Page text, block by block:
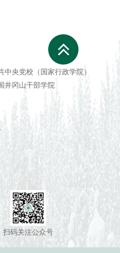
中央党校（国家行政学院）
井冈山干部学院
扫码关注公众号